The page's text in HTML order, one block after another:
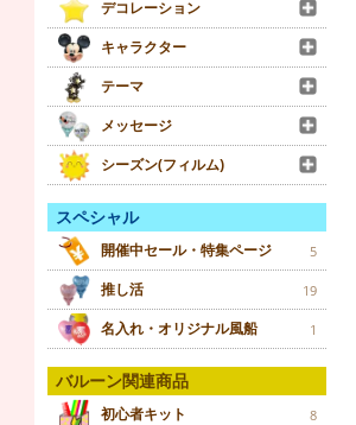
デコレーション
キャラクター
テーマ
メッセージ
シーズン(フィルム)
スペシャル
開催中セール・特集ページ 5
推し活 19
名入れ・オリジナル風船 1
バルーン関連商品
初心者キット 8